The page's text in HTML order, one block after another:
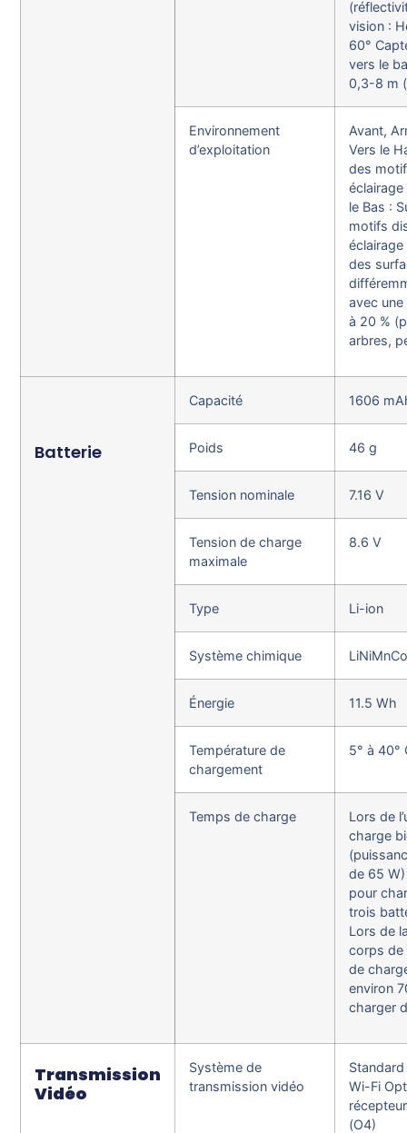
vision :
60°
vers le
0,3-8 m
Environnement
d’exploitation
Avant,
Vers le
des
le Bas :
motifs
des
avec
à 20 %
arbres,
Batterie
Capacité 1606
Poids 46 g
Tension nominale 7.16 V
Tension de charge
maximale
8.6 V
Type Li-ion
Système chimique
Énergie 11.5 Wh
Température de
chargement
5° à 40°
Temps de charge
Lors de
charge
de 65
pour
trois
Lors de
corps de
de
environ
charger
Transmission
Vidéo
Système de
transmission vidéo
Wi-Fi
(O4)